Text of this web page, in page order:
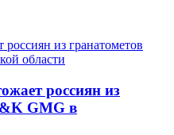
россиян из
GMG в